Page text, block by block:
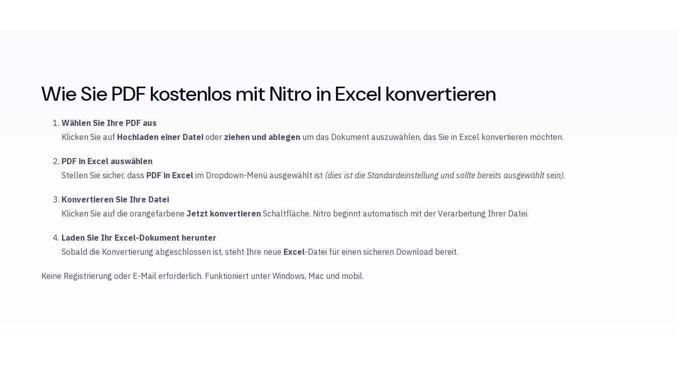
Wie Sie PDF kostenlos mit Nitro in Excel konvertieren
Wählen Sie Ihre PDF aus
Klicken Sie auf Hochladen einer Datei oder ziehen und ablegen um das Dokument auszuwählen, das Sie in Excel konvertieren möchten.
PDF in Excel auswählen
Stellen Sie sicher, dass PDF in Excel im Dropdown-Menü ausgewählt ist (dies ist die Standardeinstellung und sollte bereits ausgewählt sein).
Konvertieren Sie Ihre Datei
Klicken Sie auf die orangefarbene Jetzt konvertieren Schaltfläche. Nitro beginnt automatisch mit der Verarbeitung Ihrer Datei.
Laden Sie Ihr Excel-Dokument herunter
Sobald die Konvertierung abgeschlossen ist, steht Ihre neue Excel-Datei für einen sicheren Download bereit.
Keine Registrierung oder E-Mail erforderlich. Funktioniert unter Windows, Mac und mobil.